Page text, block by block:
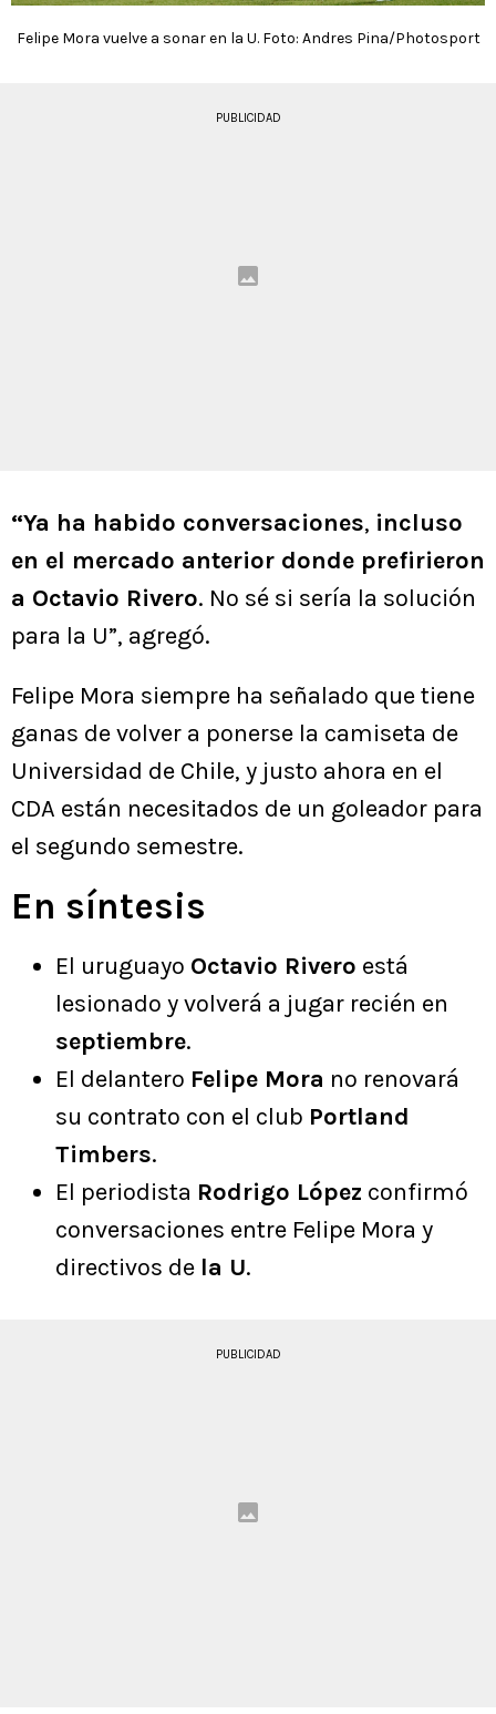
Felipe Mora vuelve a sonar en la U. Foto: Andres Pina/Photosport
PUBLICIDAD
“Ya ha habido conversaciones, incluso
en el mercado anterior donde prefirieron
a Octavio Rivero. No sé si sería la solución
para la U”, agregó.
Felipe Mora siempre ha señalado que tiene
ganas de volver a ponerse la camiseta de
Universidad de Chile, y justo ahora en el
CDA están necesitados de un goleador para
el segundo semestre.
En síntesis
El uruguayo Octavio Rivero está
lesionado y volverá a jugar recién en
septiembre.
El delantero Felipe Mora no renovará
su contrato con el club Portland
Timbers.
El periodista Rodrigo López confirmó
conversaciones entre Felipe Mora y
directivos de la U.
PUBLICIDAD